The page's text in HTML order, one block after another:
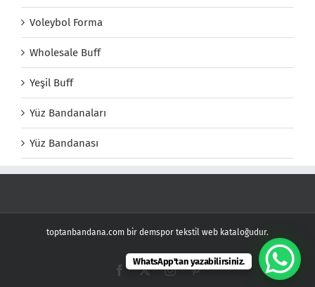
Voleybol Forma
Wholesale Buff
Yeşil Buff
Yüz Bandanaları
Yüz Bandanası
toptanbandana.com bir demspor tekstil web kataloğudur.
Facebook
X InstagramPinterest
WhatsApp'tan yazabilirsiniz.